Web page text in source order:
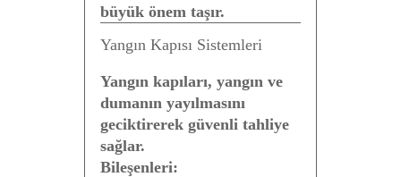
büyük önem taşır.
Yangın Kapısı Sistemleri
Yangın kapıları, yangın ve
dumanın yayılmasını
geciktirerek güvenli tahliye
sağlar.
Bileşenleri: